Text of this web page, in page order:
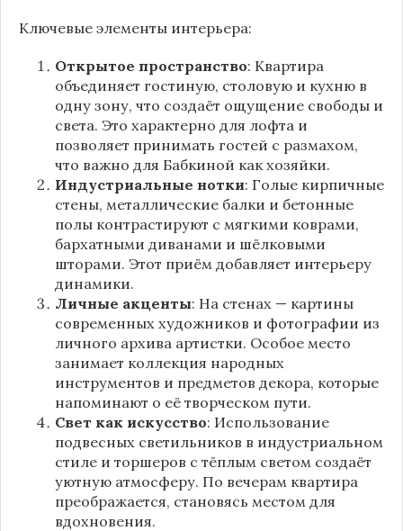
Ключевые элементы интерьера:
Открытое пространство: Квартира
объединяет гостиную, столовую и кухню в
одну зону, что создаёт ощущение свободы и
света. Это характерно для лофта и
позволяет принимать гостей с размахом,
что важно для Бабкиной как хозяйки.
Индустриальные нотки: Голые кирпичные
стены, металлические балки и бетонные
полы контрастируют с мягкими коврами,
бархатными диванами и шёлковыми
шторами. Этот приём добавляет интерьеру
динамики.
Личные акценты: На стенах — картины
современных художников и фотографии из
личного архива артистки. Особое место
занимает коллекция народных
инструментов и предметов декора, которые
напоминают о её творческом пути.
Свет как искусство: Использование
подвесных светильников в индустриальном
стиле и торшеров с тёплым светом создаёт
уютную атмосферу. По вечерам квартира
преображается, становясь местом для
вдохновения.